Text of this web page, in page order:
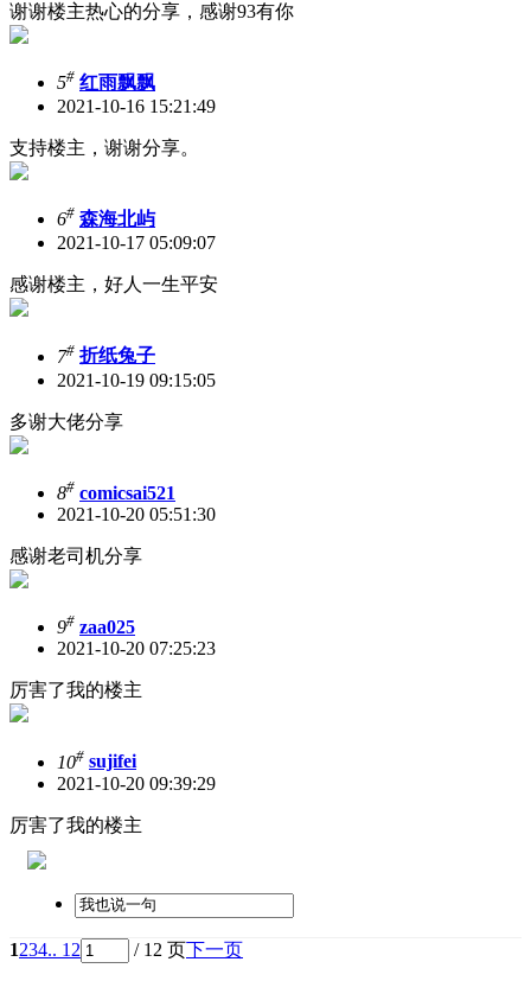
谢谢楼主热心的分享，感谢93有你
5# 红雨飘飘
2021-10-16 15:21:49
支持楼主，谢谢分享。
6# 森海北屿
2021-10-17 05:09:07
感谢楼主，好人一生平安
7# 折纸兔子
2021-10-19 09:15:05
多谢大佬分享
8# comicsai521
2021-10-20 05:51:30
感谢老司机分享
9# zaa025
2021-10-20 07:25:23
厉害了我的楼主
10# sujifei
2021-10-20 09:39:29
厉害了我的楼主
1234.. 12 / 12 页下一页